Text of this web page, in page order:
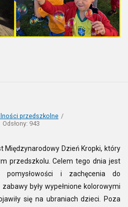
przedszkolne
Odsłony: 943
Międzynarodowy Dzień Kropki, który
przedszkolu. Celem tego dnia jest
pomysłowości i zachęcenia do
były wypełnione kolorowymi
się na ubraniach dzieci. Poza